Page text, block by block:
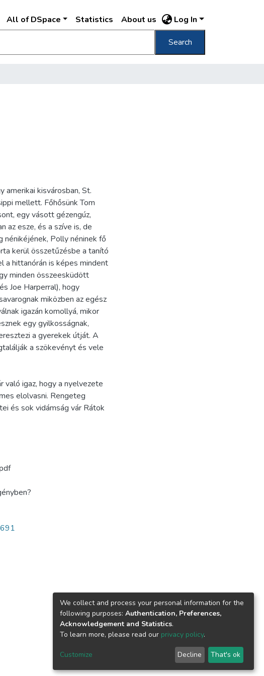
All of DSpace Statistics About us Log In
Search
kisvárosban, St.
mellett. Főhősünk Tom
egy vásott gézengúz,
az esze, és a szíve is, de
nénikéjének, Polly néninek fő
kerül összetűzésbe a tanító
a hittanórán is képes mindent
minden összeesküdött
Joe Harperral), hogy
miközben az egész
igazán komollyá, mikor
egy gyilkosságnak,
a gyerekek útját. A
a szökevényt és vele
való igaz, hogy a nyelvezete
elolvasni. Rengeteg
és sok vidámság vár Rátok
We collect and process your personal information for the
following purposes: Authentication, Preferences,
Acknowledgement and Statistics.
To learn more, please read our privacy policy.
Customize Decline That's ok